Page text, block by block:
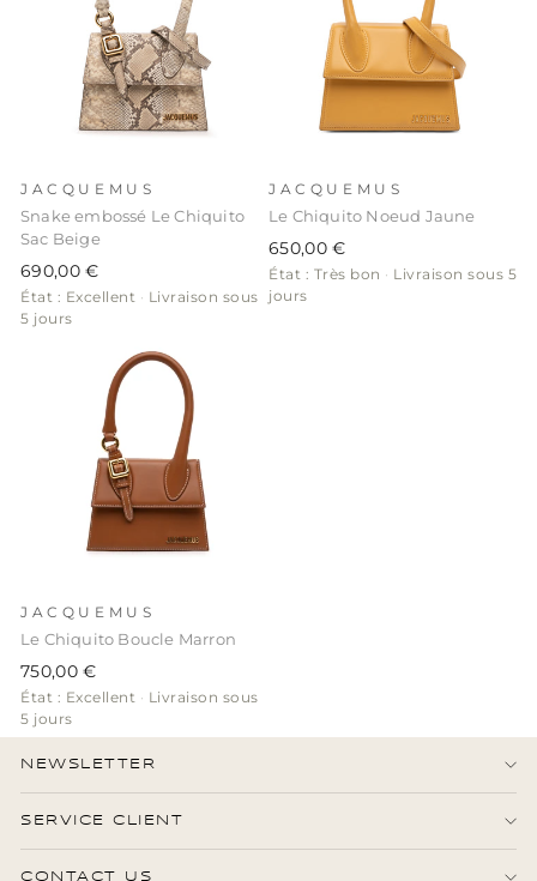
JACQUEMUS
Snake embossé Le Chiquito
Sac Beige
690,00 €
État : Excellent · Livraison sous
5 jours
JACQUEMUS
Le Chiquito Noeud Jaune
650,00 €
État : Très bon · Livraison sous 5
jours
JACQUEMUS
Le Chiquito Boucle Marron
750,00 €
État : Excellent · Livraison sous
5 jours
NEWSLETTER
SERVICE CLIENT
CONTACT US